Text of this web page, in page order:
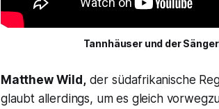
Tannhäuser und der
Matthew Wild,der südafrikanische
glaubt allerdings, um es gleich